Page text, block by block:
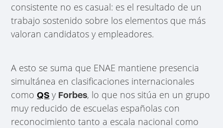
consistente no es casual: es el resultado de un
trabajo sostenido sobre los elementos que más
valoran candidatos y empleadores.
A esto se suma que ENAE mantiene presencia
simultánea en clasificaciones internacionales
comoQS y Forbes, lo que nos sitúa en un grupo
muy reducido de escuelas españolas con
reconocimiento tanto a escala nacional como